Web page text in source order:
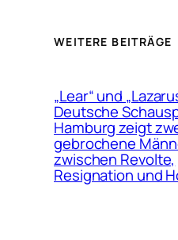
WEITERE BEITRÄGE
„Lear“ und
Deutsche
Hamburg zeigt
gebrochene
zwischen Revolte,
Resignation und